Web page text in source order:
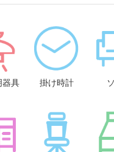
器具 掛け時計